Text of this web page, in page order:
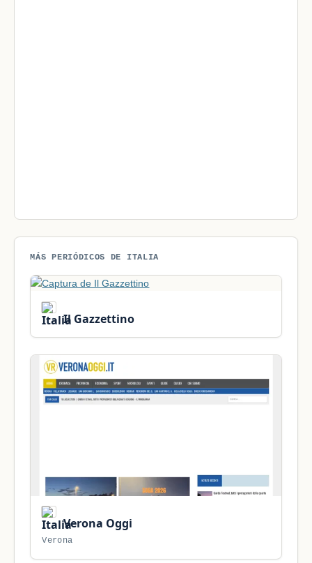
MÁS PERIÓDICOS DE ITALIA
Il Gazzettino
Verona Oggi
Verona